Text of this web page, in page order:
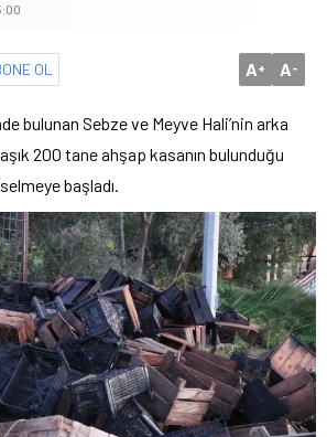
OL A+ A-
bulunan Sebze ve Meyve Hali’nin arka
200 tane ahşap kasanın bulunduğu
başladı.